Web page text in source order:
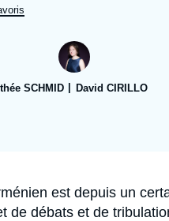
Se connecter
SCHMID David CIRILLO
est depuis un
de débats et de